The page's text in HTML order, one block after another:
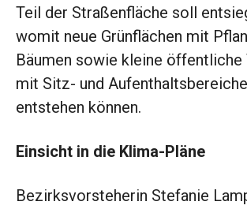
Teil der Straßenfläche soll
womit neue Grünflächen mit
Bäumen sowie kleine
mit Sitz- und
entstehen können.
Einsicht in die Klima-Pläne
Bezirksvorsteherin Stefanie